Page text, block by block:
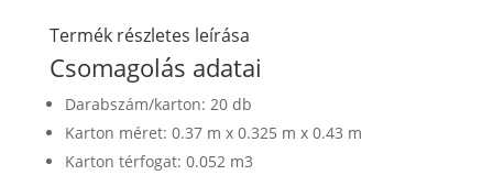
Termék részletes leírása
Csomagolás adatai
Darabszám/karton: 20 db
Karton méret: 0.37 m x 0.325 m x 0.43 m
Karton térfogat: 0.052 m3